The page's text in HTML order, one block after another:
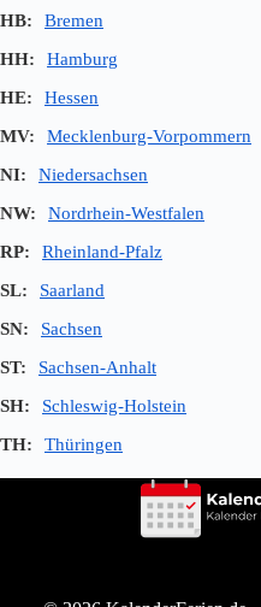
HB:
Bremen
HH:
Hamburg
HE:
Hessen
MV:
Mecklenburg-Vorpommern
NI:
Niedersachsen
NW:
Nordrhein-Westfalen
RP:
Rheinland-Pfalz
SL:
Saarland
SN:
Sachsen
ST:
Sachsen-Anhalt
SH:
Schleswig-Holstein
TH:
Thüringen